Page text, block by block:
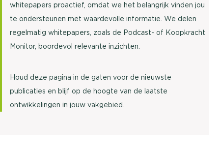
whitepapers proactief, omdat we het belangrijk vinden jou
te ondersteunen met waardevolle informatie. We delen
regelmatig whitepapers, zoals de Podcast- of Koopkracht
Monitor, boordevol relevante inzichten.
Houd deze pagina in de gaten voor de nieuwste
publicaties en blijf op de hoogte van de laatste
ontwikkelingen in jouw vakgebied.